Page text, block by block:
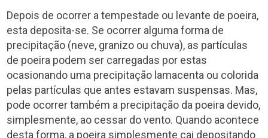
Depois de ocorrer a tempestade ou levante de poeira,
esta deposita-se. Se ocorrer alguma forma de
precipitação (neve, granizo ou chuva), as partículas
de poeira podem ser carregadas por estas
ocasionando uma precipitação lamacenta ou colorida
pelas partículas que antes estavam suspensas. Mas,
pode ocorrer também a precipitação da poeira devido,
simplesmente, ao cessar do vento. Quando acontece
desta forma, a poeira simplesmente cai depositando